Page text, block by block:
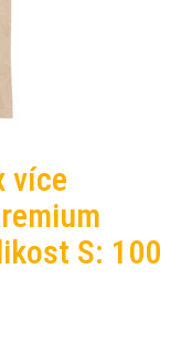
více
S: 100